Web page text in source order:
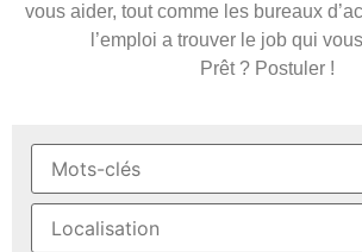
vous aider, tout comme les bureaux
l’emploi a trouver le job qui
Prêt ? Postuler !